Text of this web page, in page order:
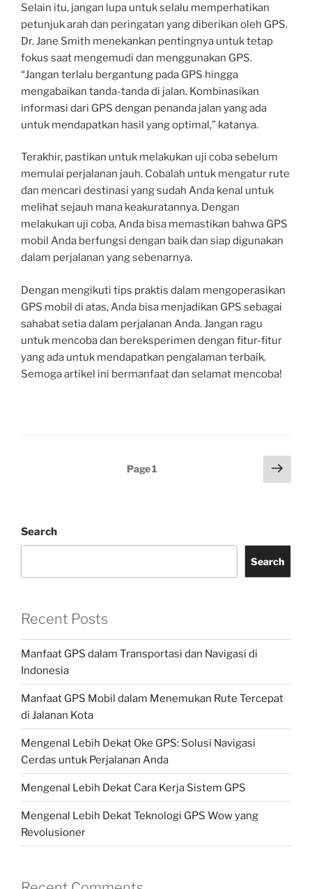
Selain itu, jangan lupa untuk selalu memperhatikan
petunjuk arah dan peringatan yang diberikan oleh GPS.
Dr. Jane Smith menekankan pentingnya untuk tetap
fokus saat mengemudi dan menggunakan GPS.
“Jangan terlalu bergantung pada GPS hingga
mengabaikan tanda-tanda di jalan. Kombinasikan
informasi dari GPS dengan penanda jalan yang ada
untuk mendapatkan hasil yang optimal,” katanya.
Terakhir, pastikan untuk melakukan uji coba sebelum
memulai perjalanan jauh. Cobalah untuk mengatur rute
dan mencari destinasi yang sudah Anda kenal untuk
melihat sejauh mana keakuratannya. Dengan
melakukan uji coba, Anda bisa memastikan bahwa GPS
mobil Anda berfungsi dengan baik dan siap digunakan
dalam perjalanan yang sebenarnya.
Dengan mengikuti tips praktis dalam mengoperasikan
GPS mobil di atas, Anda bisa menjadikan GPS sebagai
sahabat setia dalam perjalanan Anda. Jangan ragu
untuk mencoba dan bereksperimen dengan fitur-fitur
yang ada untuk mendapatkan pengalaman terbaik.
Semoga artikel ini bermanfaat dan selamat mencoba!
Page1
Next
page
Search
Search
Recent Posts
Manfaat GPS dalam Transportasi dan Navigasi di
Indonesia
Manfaat GPS Mobil dalam Menemukan Rute Tercepat
di Jalanan Kota
Mengenal Lebih Dekat Oke GPS: Solusi Navigasi
Cerdas untuk Perjalanan Anda
Mengenal Lebih Dekat Cara Kerja Sistem GPS
Mengenal Lebih Dekat Teknologi GPS Wow yang
Revolusioner